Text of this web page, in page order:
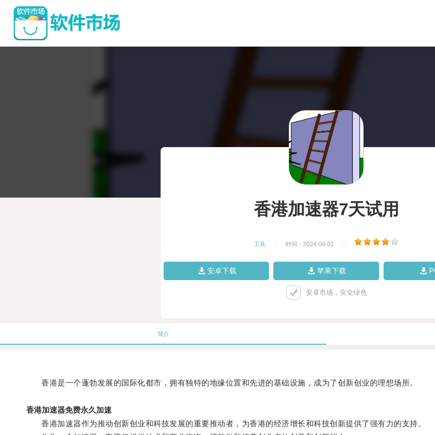
香港加速器7天试用
工具 时间：2024-08-01
安卓下载 苹果下载
安卓市场，安全绿色
简介
香港是一个蓬勃发展的国际化都市，拥有独特的地缘位置和先进的基础设施，成为了创新创业的理想场所。
香港加速器免费永久加速
香港加速器作为推动创新创业和科技发展的重要推动者，为香港的经济增长和科技创新提供了强有力的支持。